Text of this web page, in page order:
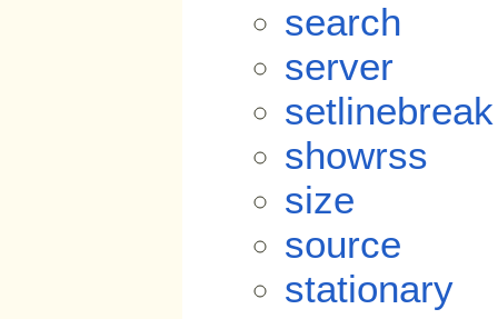
search
server
setlinebreak
showrss
size
source
stationary